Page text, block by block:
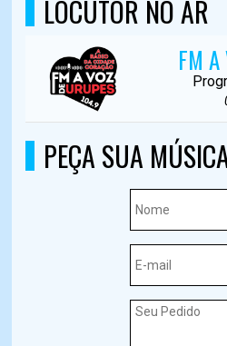
LOCUTOR NO AR
FM
PEÇA SUA